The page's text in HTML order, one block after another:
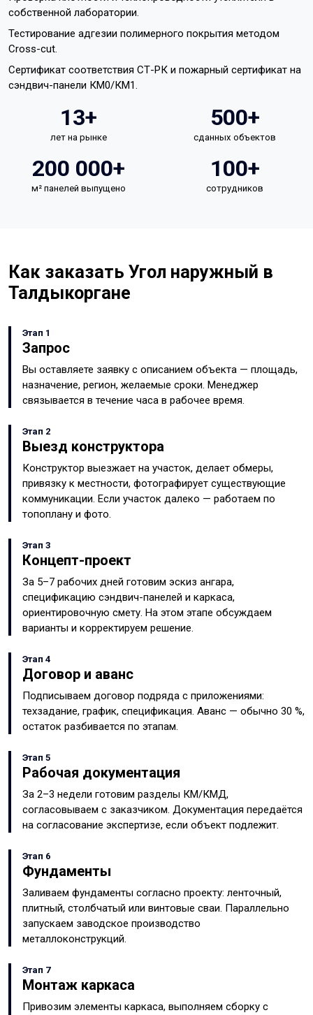
собственной лаборатории.
Тестирование адгезии полимерного покрытия методом
Cross-cut.
Сертификат соответствия СТ-РК и пожарный сертификат на
сэндвич-панели КМ0/КМ1.
13+
лет на рынке
500+
сданных объектов
200 000+
м² панелей выпущено
100+
сотрудников
Как заказать Угол наружный в
Талдыкоргане
Этап 1
Запрос
Вы оставляете заявку с описанием объекта — площадь,
назначение, регион, желаемые сроки. Менеджер
связывается в течение часа в рабочее время.
Этап 2
Выезд конструктора
Конструктор выезжает на участок, делает обмеры,
привязку к местности, фотографирует существующие
коммуникации. Если участок далеко — работаем по
топоплану и фото.
Этап 3
Концепт-проект
За 5–7 рабочих дней готовим эскиз ангара,
спецификацию сэндвич-панелей и каркаса,
ориентировочную смету. На этом этапе обсуждаем
варианты и корректируем решение.
Этап 4
Договор и аванс
Подписываем договор подряда с приложениями:
техзадание, график, спецификация. Аванс — обычно 30 %,
остаток разбивается по этапам.
Этап 5
Рабочая документация
За 2–3 недели готовим разделы КМ/КМД,
согласовываем с заказчиком. Документация передаётся
на согласование экспертизе, если объект подлежит.
Этап 6
Фундаменты
Заливаем фундаменты согласно проекту: ленточный,
плитный, столбчатый или винтовые сваи. Параллельно
запускаем заводское производство
металлоконструкций.
Этап 7
Монтаж каркаса
Привозим элементы каркаса, выполняем сборку с